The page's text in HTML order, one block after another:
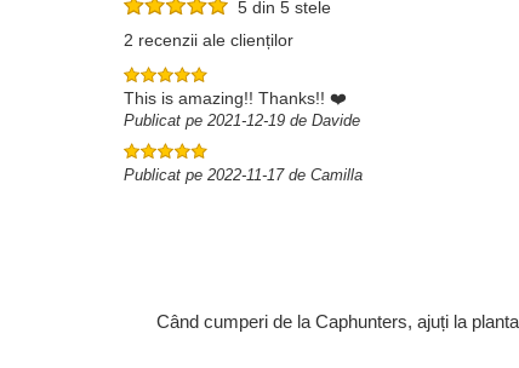
5 din 5 stele
2 recenzii ale clienților
This is amazing!! Thanks!! ❤️
Publicat pe 2021-12-19 de Davide
Publicat pe 2022-11-17 de Camilla
Când cumperi de la Caphunters, ajuți la